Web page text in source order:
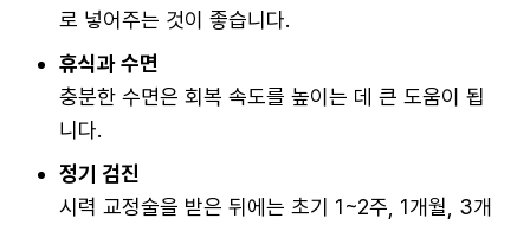
로 넣어주는 것이 좋습니다.
휴식과 수면
충분한 수면은 회복 속도를 높이는 데 큰 도움이 됩
니다.
정기 검진
시력 교정술을 받은 뒤에는 초기 1~2주, 1개월, 3개